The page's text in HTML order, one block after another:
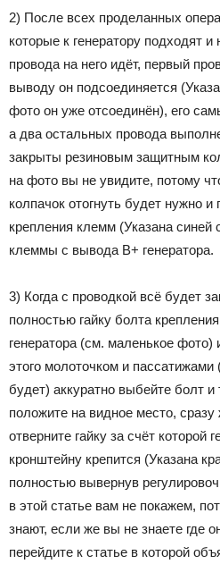
2) После всех проделанных
которые к генератору подходят и
провода на него идёт, первый
выводу он подсоединяется
фото он уже отсоединён), его
а два остальных провода
закрыты резиновым защитным
на фото вы не увидите, потому
колпачок отогнуть будет нужно и
крепления клемм (Указана синей
клеммы с вывода B+ генератора.
3) Когда с проводкой всё будет
полностью гайку болта
генератора (см. маленькое фото)
этого молоточком и
будет) аккуратно выбейте болт
положите на видное место,
отверните гайку за счёт которой
кронштейну крепится (Указана
полностью вывернув
в этой статье вам не покажем,
знают, если же вы не знаете где
перейдите к статье в которой